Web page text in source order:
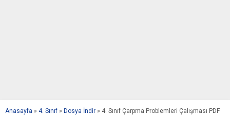
Anasayfa » 4. Sınıf » Dosya İndir » 4. Sınıf Çarpma Problemleri Çalışması PDF